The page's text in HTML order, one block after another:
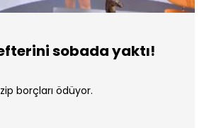
sobada yaktı!
borçları ödüyor.